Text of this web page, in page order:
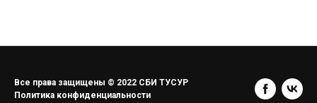
Все права защищены © 2022 СБИ ТУСУР
Политика конфиденциальности